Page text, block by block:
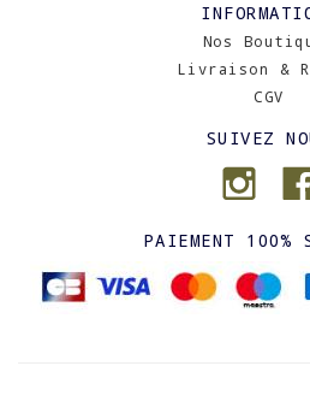
Nos
Livraison &
CGV
SUIVEZ
PAIEMENT 100%